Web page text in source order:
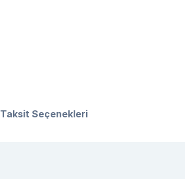
Taksit Seçenekleri